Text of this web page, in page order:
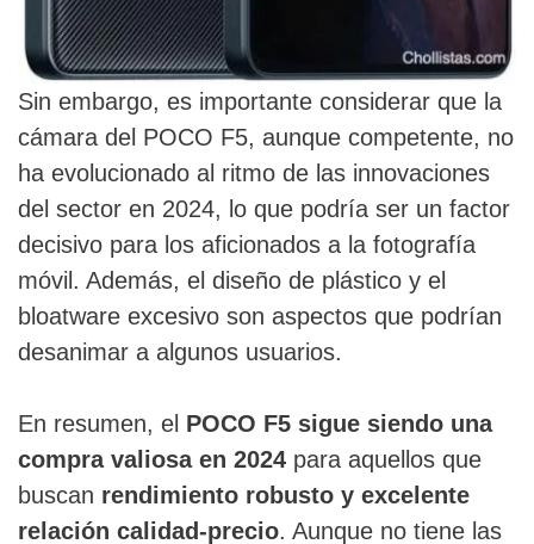
Sin embargo, es importante considerar que la
cámara del POCO F5, aunque competente, no
ha evolucionado al ritmo de las innovaciones
del sector en 2024, lo que podría ser un factor
decisivo para los aficionados a la fotografía
móvil. Además, el diseño de plástico y el
bloatware excesivo son aspectos que podrían
desanimar a algunos usuarios.
En resumen, el POCO F5 sigue siendo una
compra valiosa en 2024 para aquellos que
buscan rendimiento robusto y excelente
relación calidad-precio. Aunque no tiene las